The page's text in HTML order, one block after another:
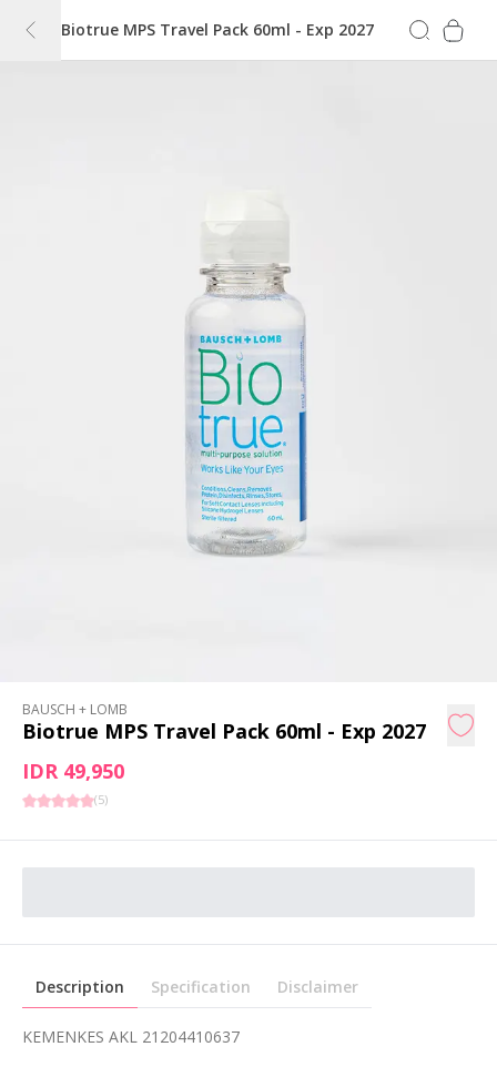
Biotrue MPS Travel Pack 60ml - Exp 2027
BAUSCH + LOMB
Biotrue MPS Travel Pack 60ml - Exp 2027
(5)
IDR 49,950
Description Specification Disclaimer
KEMENKES AKL 21204410637